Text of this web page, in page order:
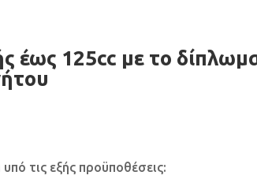
έως 125cc με το
τις εξής προϋποθέσεις: